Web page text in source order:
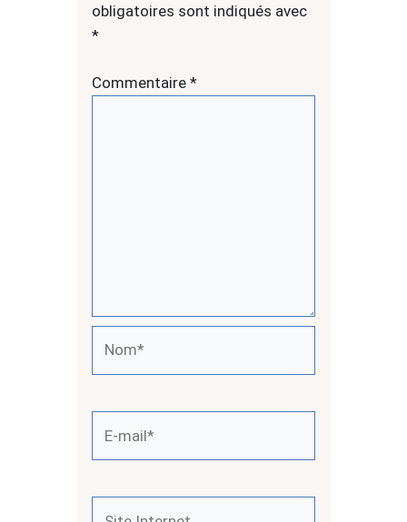
obligatoires sont indiqués avec
*
Commentaire *
mail*